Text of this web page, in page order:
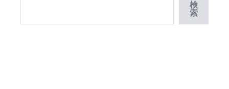
検
索